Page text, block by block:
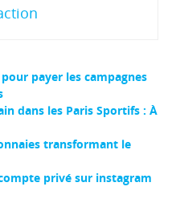
payer les campagnes
dans les Paris Sportifs : À
transformant le
privé sur instagram